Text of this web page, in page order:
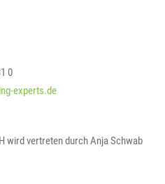
0
experts.de
wird vertreten durch Anja Schwab